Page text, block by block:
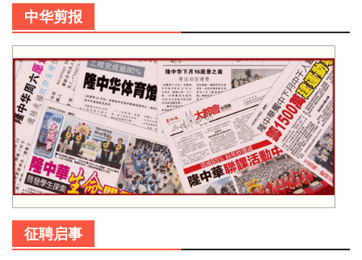
中华剪报
征聘启事